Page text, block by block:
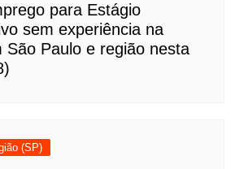
para Estágio
sem experiência na
São Paulo e região nesta
(SP)